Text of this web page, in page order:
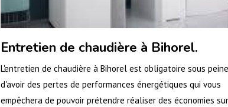
Entretien de chaudière à Bihorel.
L'entretien de chaudière à Bihorel est obligatoire sous peine
d'avoir des pertes de performances énergétiques qui vous
empêchera de pouvoir prétendre réaliser des économies